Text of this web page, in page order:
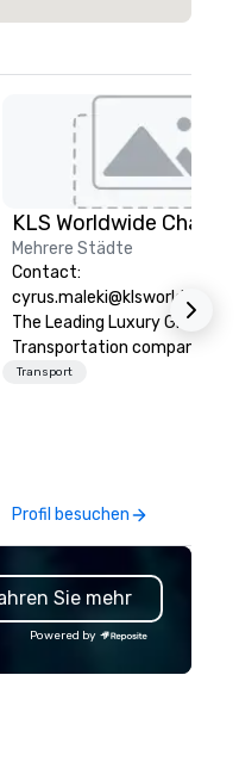
Mehrere Städte
Contact:
The Leading Luxury Ground
Transportation company
1998
Transport
Profil besuchen
Sie mehr
Powered by